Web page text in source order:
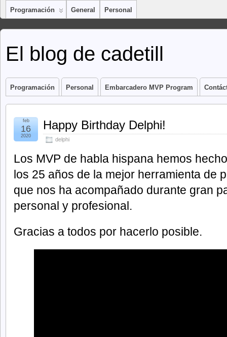
Programación General Personal
El blog de cadetill
Programación Personal Embarcadero MVP Program
Happy Birthday Delphi!
delphi
feb
16
2020
Los MVP de habla hispana hemos
los 25 años de la mejor herramienta de
que nos ha acompañado durante gran
personal y profesional.
Gracias a todos por hacerlo posible.